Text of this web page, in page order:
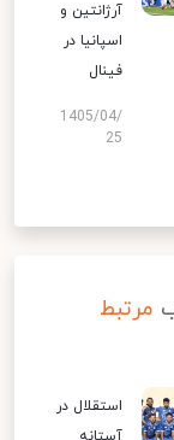
آرژانتین و
اسپانیا در
فینال
1405/04/
25
مرتبط
استقلال در